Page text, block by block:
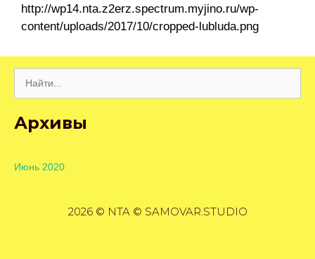
http://wp14.nta.z2erz.spectrum.myjino.ru/wp-
content/uploads/2017/10/cropped-lubluda.png
Архивы
Июнь 2020
2026 © NTA © SAMOVAR.STUDIO